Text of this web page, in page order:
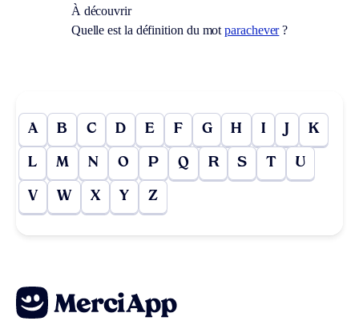
À découvrir
Quelle est la définition du motparachever?
A B C D E F G H I J K
L M N O P Q R S T U
V W X Y Z